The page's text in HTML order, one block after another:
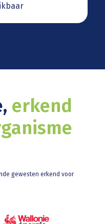
erkend
gewesten erkend voor